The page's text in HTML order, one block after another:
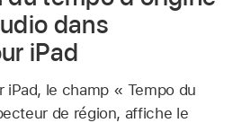
dans
iPad
iPad, le champ « Tempo du
de région, affiche le